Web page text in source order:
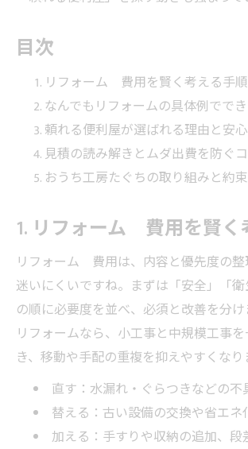
目次
リフォーム 費用を賢く考える手順
なんでもリフォームの具体例でで
頼れる便利屋が選ばれる理由と安
見積の読み解きとムダ出費を防ぐ
おうち工房たぐちの取り組みと約束
1. リフォーム 費用を賢く
リフォーム 費用は、内容と優先度の整
迷いにくいですね。まずは「安全」「衛
の順に必要度を並べ、必須と改善を分
リフォームなら、小工事と中規模工事
き、移動や手配の重複を抑えやすくなり
直す：水漏れ・ぐらつきなどの不
替える：古い設備の交換や省エネ
加える：手すりや収納の追加、段